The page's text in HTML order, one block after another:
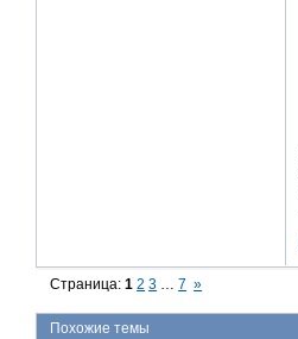
Страница:1 2 3 … 7 »
Похожие темы